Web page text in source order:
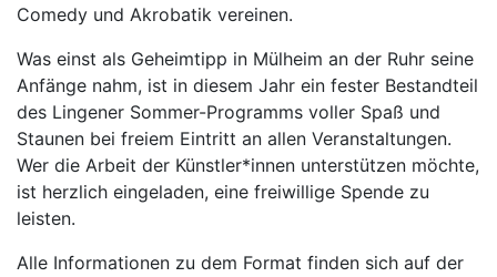
Comedy und Akrobatik vereinen.
Was einst als Geheimtipp in Mülheim an der Ruhr seine
Anfänge nahm, ist in diesem Jahr ein fester Bestandteil
des Lingener Sommer-Programms voller Spaß und
Staunen bei freiem Eintritt an allen Veranstaltungen.
Wer die Arbeit der Künstler*innen unterstützen möchte,
ist herzlich eingeladen, eine freiwillige Spende zu
leisten.
Alle Informationen zu dem Format finden sich auf der